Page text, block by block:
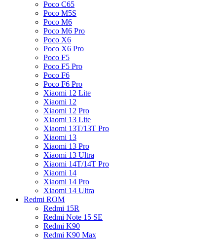
Poco C65
Poco M5S
Poco M6
Poco M6 Pro
Poco X6
Poco X6 Pro
Poco F5
Poco F5 Pro
Poco F6
Poco F6 Pro
Xiaomi 12 Lite
Xiaomi 12
Xiaomi 12 Pro
Xiaomi 13 Lite
Xiaomi 13T/13T Pro
Xiaomi 13
Xiaomi 13 Pro
Xiaomi 13 Ultra
Xiaomi 14T/14T Pro
Xiaomi 14
Xiaomi 14 Pro
Xiaomi 14 Ultra
Redmi ROM
Redmi 15R
Redmi Note 15 SE
Redmi K90
Redmi K90 Max